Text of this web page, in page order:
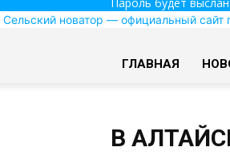
Сельский новатор — официальный сайт
ГЛАВНАЯ
В